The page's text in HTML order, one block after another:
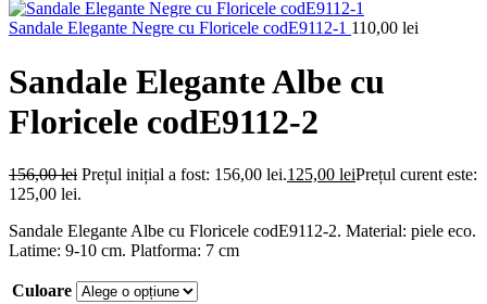
Sandale Elegante Negre cu Floricele codE9112-1 110,00 lei
Sandale Elegante Albe cu
Floricele codE9112-2
156,00lei Prețul inițial a fost: 156,00 lei.125,00 leiPrețul curent este:
125,00 lei.
Sandale Elegante Albe cu Floricele codE9112-2. Material: piele eco.
Latime: 9-10 cm. Platforma: 7 cm
Culoare